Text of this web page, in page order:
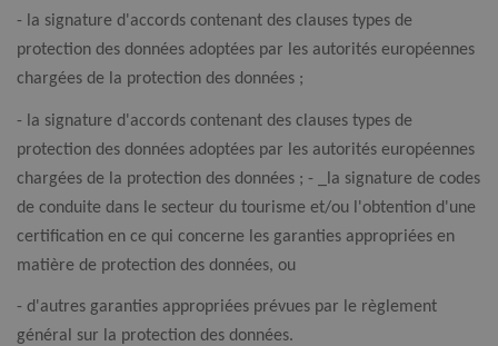
- la signature d'accords contenant des clauses types de
protection des données adoptées par les autorités européennes
chargées de la protection des données ;
- la signature d'accords contenant des clauses types de
protection des données adoptées par les autorités européennes
chargées de la protection des données ; - _la signature de codes
de conduite dans le secteur du tourisme et/ou l'obtention d'une
certification en ce qui concerne les garanties appropriées en
matière de protection des données, ou
- d'autres garanties appropriées prévues par le règlement
général sur la protection des données.